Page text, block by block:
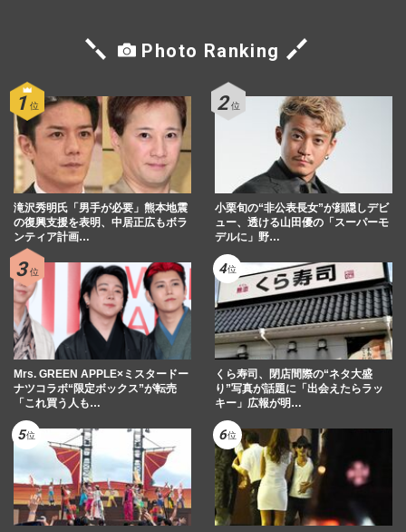
Photo Ranking
滝沢秀明氏「男手が必要」熊本地震
の復興支援を表明、中居正広もボラ
ンティア計画…
小栗旬の“非公表長女”が顔隠しデビ
ュー、透ける山田優の「スーパーモ
デルに」野…
Mrs. GREEN APPLE×ミスタードー
ナツコラボ“限定ボックス”が転売
「これ買う人も…
くら寿司、閉店間際の“ネタ大盛
り”写真が話題に「出会えたらラッ
キー」広報が明…